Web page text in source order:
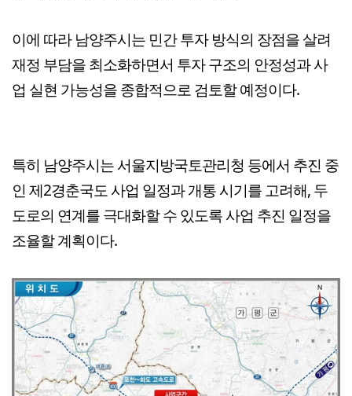
이에 따라 남양주시는 민간 투자 방식의 장점을 살려
재정 부담을 최소화하면서 투자 구조의 안정성과 사
업 실현 가능성을 종합적으로 검토할 예정이다.
특히 남양주시는 서울지방국토관리청 등에서 추진 중
인 제2경춘국도 사업 일정과 개통 시기를 고려해, 두
도로의 연계를 극대화할 수 있도록 사업 추진 일정을
조율할 계획이다.